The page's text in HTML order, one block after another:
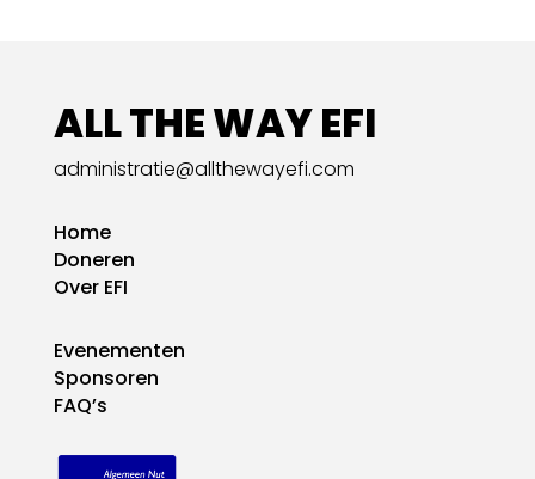
ALL THE WAY EFI
administratie@allthewayefi.com
Home
Doneren
Over EFI
Evenementen
Sponsoren
FAQ’s